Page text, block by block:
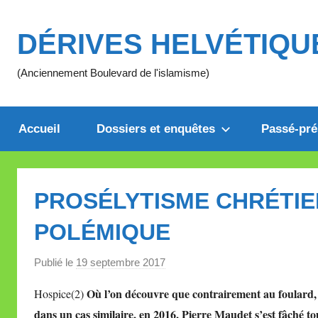
contenu
DÉRIVES
(Anciennement Boulevard de l'islamisme)
Accueil Dossiers et enquêtes Passé-
PROSÉLYTISME
POLÉMIQUE
Publié le 19 septembre 2017
r
Hospice(2)Où l’on découvre que contrairement au
dans un cas similaire, en 2016, Pierre Maudet s’est fâché